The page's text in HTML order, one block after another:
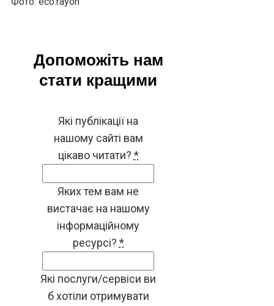
Допоможіть нам
стати кращими
Які публікації на
нашому сайті вам
цікаво читати? *
Яких тем вам не
вистачає на нашому
інформаційному
ресурсі? *
Які послуги/сервіси ви
б хотіли отримувати